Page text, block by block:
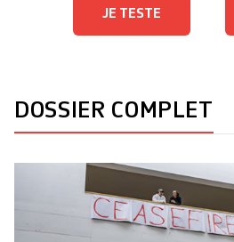
JE TESTE
DOSSIER COMPLET